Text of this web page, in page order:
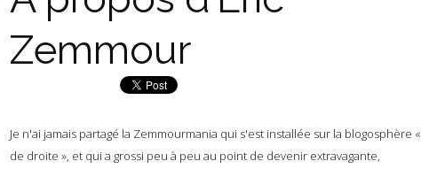
Zemmour
Je n'ai jamais partagé la Zemmourmania qui s'est installée sur la blogosphère «
de droite », et qui a grossi peu à peu au point de devenir extravagante,